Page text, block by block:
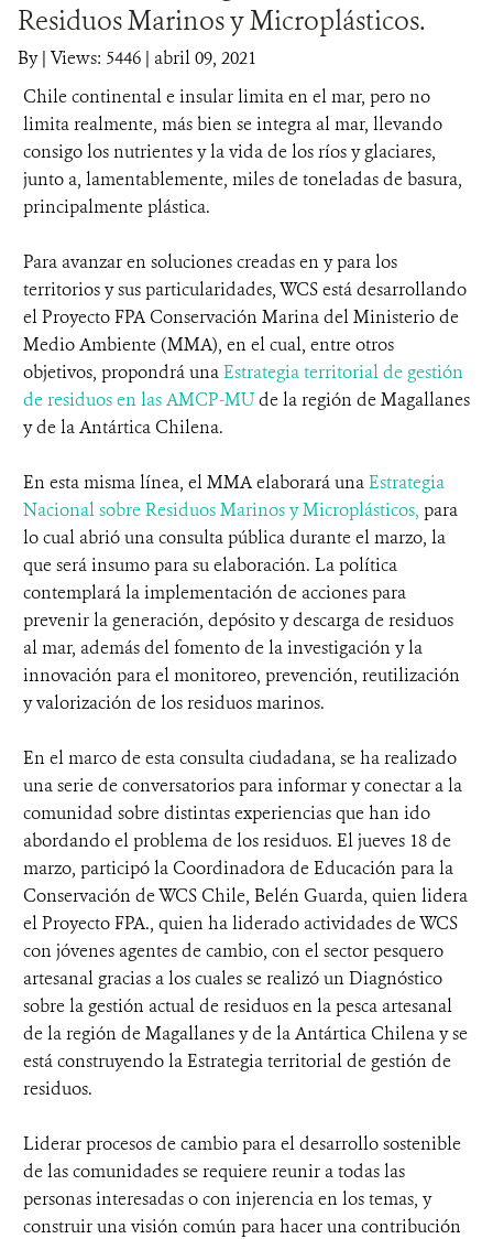
DONA
Residuos Marinos y Microplásticos.
By| Views: 5446 | abril 09, 2021
Chile continental e insular limita en el mar, pero no
limita realmente, más bien se integra al mar, llevando
consigo los nutrientes y la vida de los ríos y glaciares,
junto a, lamentablemente, miles de toneladas de basura,
principalmente plástica.
Para avanzar en soluciones creadas en y para los
territorios y sus particularidades, WCS está desarrollando
el Proyecto FPA Conservación Marina del Ministerio de
Medio Ambiente (MMA), en el cual, entre otros
objetivos, propondrá unaEstrategia territorial de gestión
de residuos en las AMCP-MUde la región de Magallanes
y de la Antártica Chilena.
En esta misma línea, el MMA elaborará unaEstrategia
Nacional sobre Residuos Marinos y Microplásticos, para
lo cual abrió una consulta pública durante el marzo, la
que será insumo para su elaboración. La política
contemplará la implementación de acciones para
prevenir la generación, depósito y descarga de residuos
al mar, además del fomento de la investigación y la
innovación para el monitoreo, prevención, reutilización
y valorización de los residuos marinos.
En el marco de esta consulta ciudadana, se ha realizado
una serie de conversatorios para informar y conectar a la
comunidad sobre distintas experiencias que han ido
abordando el problema de los residuos. El jueves 18 de
marzo, participó la Coordinadora de Educación para la
Conservación de WCS Chile, Belén Guarda, quien lidera
el Proyecto FPA., quien ha liderado actividades de WCS
con jóvenes agentes de cambio, con el sector pesquero
artesanal gracias a los cuales se realizó un Diagnóstico
sobre la gestión actual de residuos en la pesca artesanal
de la región de Magallanes y de la Antártica Chilena y se
está construyendo la Estrategia territorial de gestión de
residuos.
Liderar procesos de cambio para el desarrollo sostenible
de las comunidades se requiere reunir a todas las
personas interesadas o con injerencia en los temas, y
construir una visión común para hacer una contribución